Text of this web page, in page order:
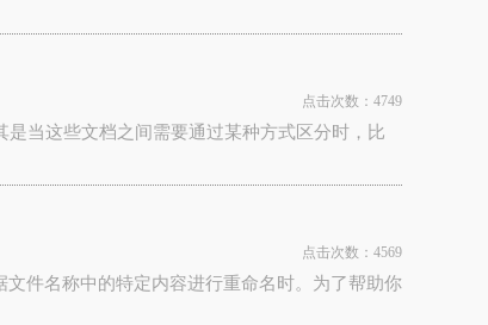
点击次数：4749
当这些文档之间需要通过某种方式区分时，比
点击次数：4569
件名称中的特定内容进行重命名时。为了帮助你